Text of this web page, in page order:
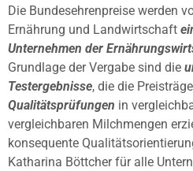
Die Bundesehrenpreise werden
Ernährung und Landwirtschaft
Unternehmen der
Grundlage der Vergabe sind die
Testergebnisse, die die
Qualitätsprüfungen in
vergleichbaren Milchmengen
konsequente
Katharina Böttcher für alle